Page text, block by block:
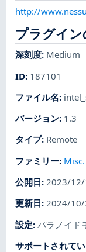
http://
プラグイ
深刻度: Medium
ID: 187101
ファイル名:
バージョン: 1.3
タイプ: Remote
ファミリー: Misc.
公開日:2023/
更新日:2024/
設定:パラノイド
サポートされて